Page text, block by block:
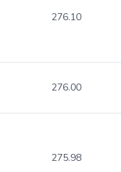
276.10
276.00
275.98